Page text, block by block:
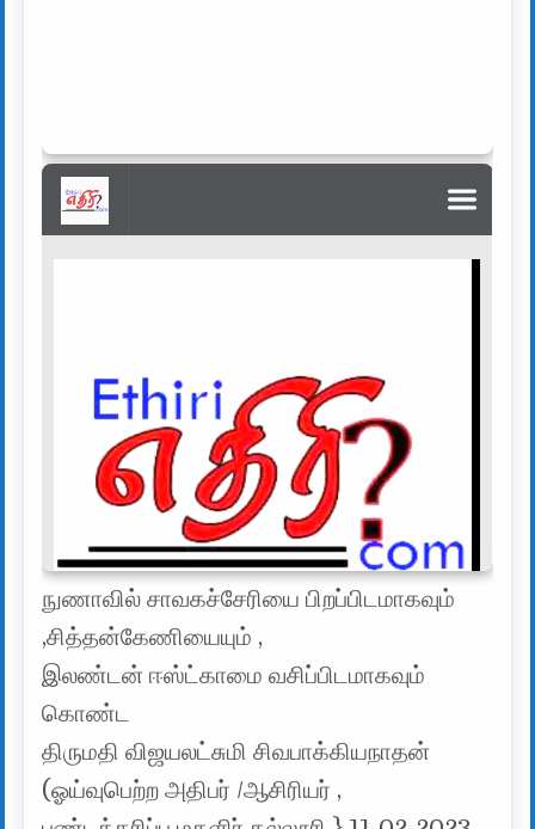
நுணாவில் சாவகச்சேரியை பிறப்பிடமாகவும்
,சித்தன்கேணியையும் ,
இலண்டன் ஈஸ்ட்காமை வசிப்பிடமாகவும்
கொண்ட
திருமதி விஜயலட்சுமி சிவபாக்கியநாதன்
(ஓய்வுபெற்ற அதிபர் /ஆசிரியர் ,